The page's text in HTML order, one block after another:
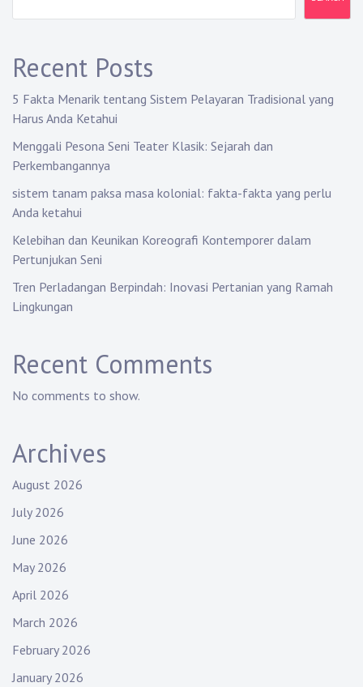
Recent Posts
5 Fakta Menarik tentang Sistem Pelayaran Tradisional yang
Harus Anda Ketahui
Menggali Pesona Seni Teater Klasik: Sejarah dan
Perkembangannya
sistem tanam paksa masa kolonial: fakta-fakta yang perlu
Anda ketahui
Kelebihan dan Keunikan Koreografi Kontemporer dalam
Pertunjukan Seni
Tren Perladangan Berpindah: Inovasi Pertanian yang Ramah
Lingkungan
Recent Comments
No comments to show.
Archives
August 2026
July 2026
June 2026
May 2026
April 2026
March 2026
February 2026
January 2026